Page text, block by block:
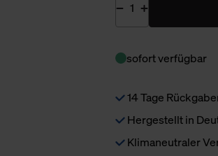
sofort verfügbar
14 Tage
Hergestellt in
Klimaneutraler